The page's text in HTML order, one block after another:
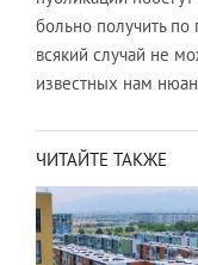
больно получить
всякий случай не
известных нам
ЧИТАЙТЕ ТАКЖЕ